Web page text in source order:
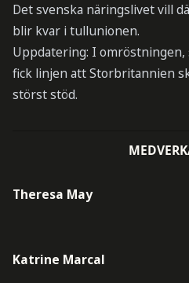
Det svenska näringslivet vill
blir kvar i tullunionen.
Uppdatering: I omröstningen,
fick linjen att Storbritannien
störst stöd.
Theresa May
Katrine Marcal